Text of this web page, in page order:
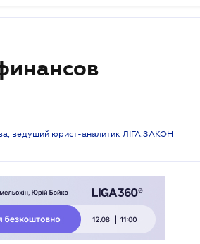
ведущий юрист-аналитик ЛІГА:ЗАКОН